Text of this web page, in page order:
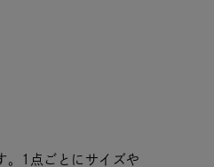
。1点ごとにサイズや